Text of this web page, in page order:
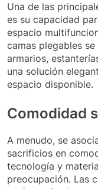
Una de las
es su capacidad
espacio
camas plegables
armarios,
una solución
espacio disponible.
Comodidad
A menudo, se
sacrificios en
tecnología y
preocupación. Las